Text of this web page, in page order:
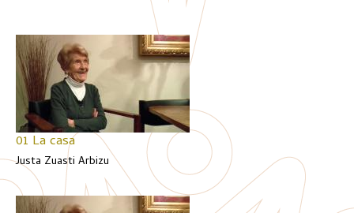
01 La casa
Justa Zuasti Arbizu